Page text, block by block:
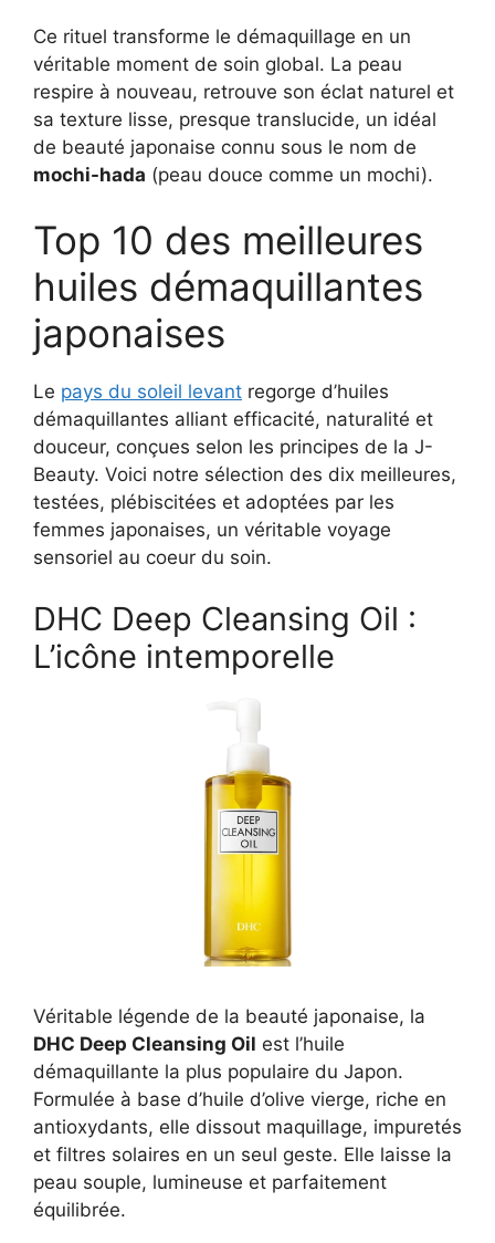
Ce rituel transforme le démaquillage en un
véritable moment de soin global. La peau
respire à nouveau, retrouve son éclat naturel et
sa texture lisse, presque translucide, un idéal
de beauté japonaise connu sous le nom de
mochi-hada (peau douce comme un mochi).
Top 10 des meilleures
huiles démaquillantes
japonaises
Le pays du soleil levant regorge d’huiles
démaquillantes alliant efficacité, naturalité et
douceur, conçues selon les principes de la J-
Beauty. Voici notre sélection des dix meilleures,
testées, plébiscitées et adoptées par les
femmes japonaises, un véritable voyage
sensoriel au coeur du soin.
DHC Deep Cleansing Oil :
L’icône intemporelle
Véritable légende de la beauté japonaise, la
DHC Deep Cleansing Oil est l’huile
démaquillante la plus populaire du Japon.
Formulée à base d’huile d’olive vierge, riche en
antioxydants, elle dissout maquillage, impuretés
et filtres solaires en un seul geste. Elle laisse la
peau souple, lumineuse et parfaitement
équilibrée.